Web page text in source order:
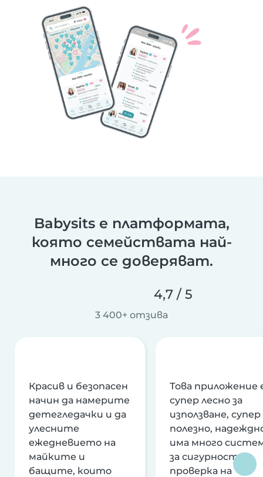
Babysits е платформата,
която семействата най-
много се доверяват.
4,7 / 5
3 400+ отзива
Красив и безопасен
начин да намерите
детегледачки и да
улесните
ежедневието на
майките и
бащите, които
Това приложение
супер лесно за
използване, супер
полезно,
има много
за сигурност и
проверка на